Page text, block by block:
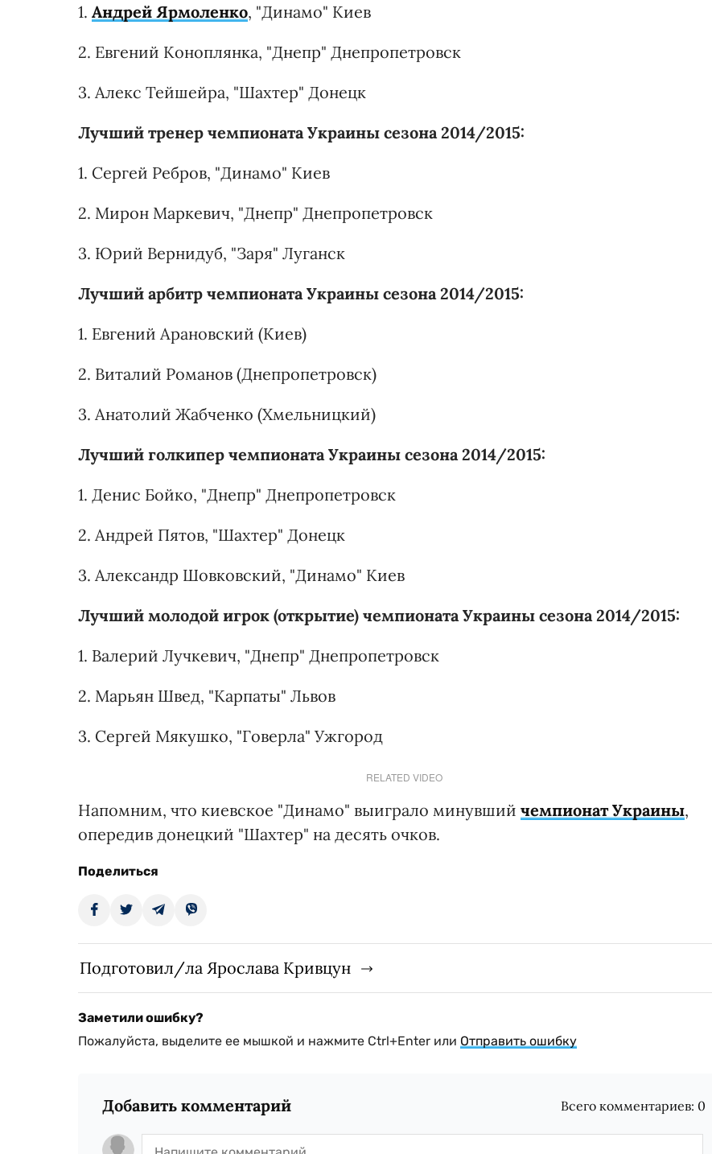
1. Андрей Ярмоленко, "Динамо" Киев
2. Евгений Коноплянка, "Днепр" Днепропетровск
3. Алекс Тейшейра, "Шахтер" Донецк
Лучший тренер чемпионата Украины сезона 2014/2015:
1. Сергей Ребров, "Динамо" Киев
2. Мирон Маркевич, "Днепр" Днепропетровск
3. Юрий Вернидуб, "Заря" Луганск
Лучший арбитр чемпионата Украины сезона 2014/2015:
1. Евгений Арановский (Киев)
2. Виталий Романов (Днепропетровск)
3. Анатолий Жабченко (Хмельницкий)
Лучший голкипер чемпионата Украины сезона 2014/2015:
1. Денис Бойко, "Днепр" Днепропетровск
2. Андрей Пятов, "Шахтер" Донецк
3. Александр Шовковский, "Динамо" Киев
Лучший молодой игрок (открытие) чемпионата Украины сезона 2014/2015:
1. Валерий Лучкевич, "Днепр" Днепропетровск
2. Марьян Швед, "Карпаты" Львов
3. Сергей Мякушко, "Говерла" Ужгород
RELATED VIDEO
Напомним, что киевское "Динамо" выиграло минувший чемпионат Украины,
опередив донецкий "Шахтер" на десять очков.
Поделиться
Подготовил/ла Ярослава Кривцун
Заметили ошибку?
Пожалуйста, выделите ее мышкой и нажмите Ctrl+Enter или Отправить ошибку
Добавить комментарий Всего комментариев: 0